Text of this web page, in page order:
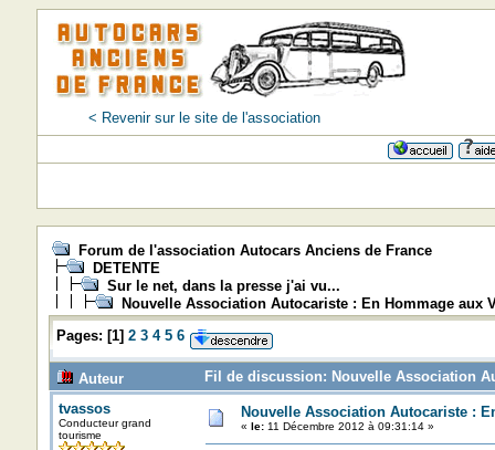
< Revenir sur le site de l'association
Forum de l'association Autocars Anciens de France
DETENTE
Sur le net, dans la presse j'ai vu...
Nouvelle Association Autocariste : En Hommage aux
Pages: [1] 2 3 4 5 6
Auteur
Fil de discussion: Nouvelle Association
tvassos
Conducteur grand
tourisme
Nouvelle Association Autocariste :
« le:11 Décembre 2012 à 09:31:14 »